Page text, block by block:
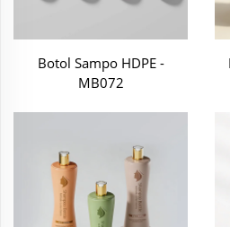
pada ketahanan terhadap
Jenis botol ini sangat populer
dagang global, dan tren
meningkat.
Pemilik merek salon
750ml, 1000ml, bahkan
menggunakan tutup pompa
atau 28/400. HDPE memiliki
Botol Sampo HDPE -
MB072